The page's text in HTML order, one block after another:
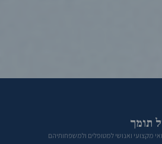
תומך
מקצועי ואנושי למטופלים ולמשפחותיהם